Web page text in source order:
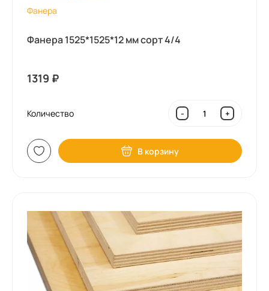
Фанера
Фанера 1525*1525*12 мм сорт 4/4
1319 ₽
Количество - +
В корзину